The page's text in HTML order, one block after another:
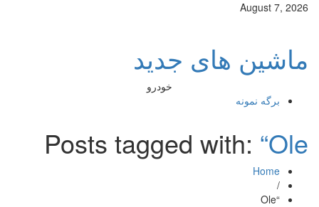
August 7, 2026
ماشین های جدید
خودرو
برگه نمونه
Posts tagged with:“Ole
Home
/
“Ole